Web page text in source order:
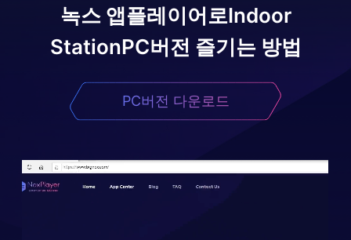
녹스 앱플레이어로Indoor
StationPC버전 즐기는 방법
PC버전 다운로드